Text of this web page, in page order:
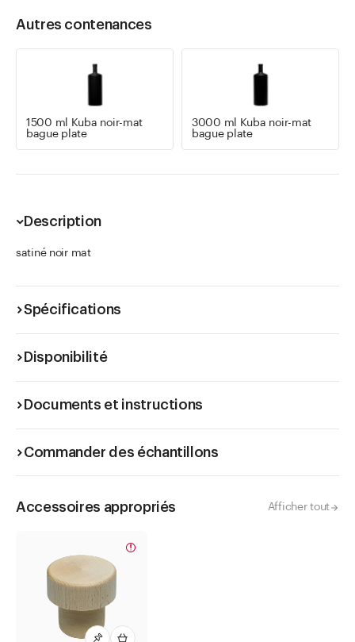
Autres contenances
1500 ml Kuba noir-mat
bague plate
3000 ml Kuba noir-mat
bague plate
Description
satiné noir mat
Spécifications
Disponibilité
Documents et instructions
Commander des échantillons
Accessoires appropriés Afficher tout